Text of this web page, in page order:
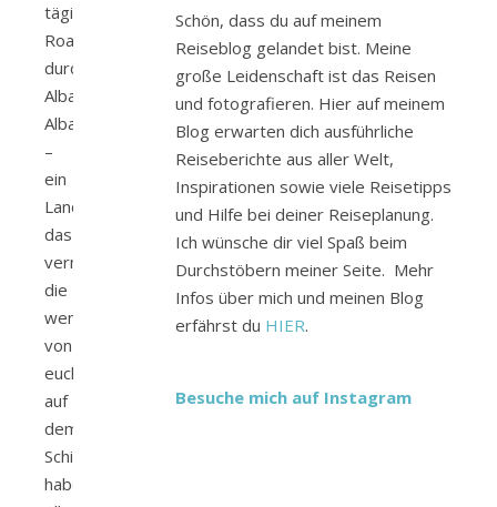
tägigen
Roadtrips
durch
Albanien
Albanien
–
ein
Land,
das
vermutlich
die
wenigsten
von
euch
auf
dem
Schirm
haben.
Schön, dass du auf meinem
Reiseblog gelandet bist. Meine
große Leidenschaft ist das Reisen
und fotografieren. Hier auf meinem
Blog erwarten dich ausführliche
Reiseberichte aus aller Welt,
Inspirationen sowie viele Reisetipps
und Hilfe bei deiner Reiseplanung.
Ich wünsche dir viel Spaß beim
Durchstöbern meiner Seite. Mehr
Infos über mich und meinen Blog
erfährst du HIER.
Besuche mich auf Instagram